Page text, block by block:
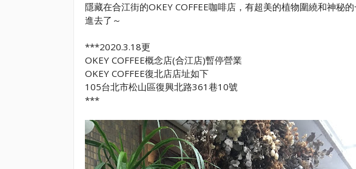
隱藏在合江街的OKEY COFFEE咖啡店，有超美的植物圍繞和神秘
進去了～
***2020.3.18更
OKEY COFFEE概念店(合江店)暫停營業
OKEY COFFEE復北店店址如下
105台北市松山區復興北路361巷10號
***